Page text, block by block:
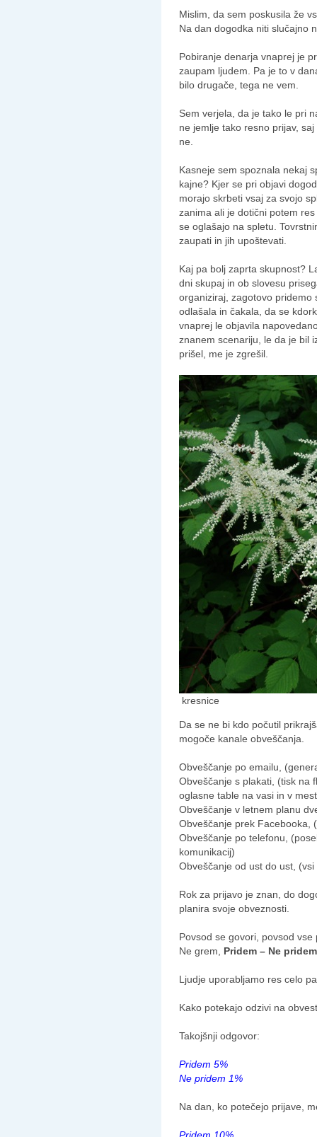
Mislim, da sem poskusila že
Na dan dogodka niti slučajno
Pobiranje denarja vnaprej je
zaupam ljudem. Pa je to v
bilo drugače, tega ne vem.
Sem verjela, da je tako le pri
ne jemlje tako resno prijav,
ne.
Kasneje sem spoznala nekaj
kajne? Kjer se pri objavi
morajo skrbeti vsaj za svojo
zanima ali je dotični potem
se oglašajo na spletu.
zaupati in jih upoštevati.
Kaj pa bolj zaprta skupnost?
dni skupaj in ob slovesu
organiziraj, zagotovo pridemo
odlašala in čakala, da se
vnaprej le objavila
znanem scenariju, le da je bil
prišel, me je zgrešil.
kresnice
Da se ne bi kdo počutil
mogoče kanale obveščanja.
Obveščanje po emailu,
Obveščanje s plakati, (tisk na
oglasne table na vasi in v
Obveščanje v letnem planu
Obveščanje prek Facebooka,
Obveščanje po telefonu,
komunikacij)
Obveščanje od ust do ust,
Rok za prijavo je znan, do
planira svoje obveznosti.
Povsod se govori, povsod
Ne grem, Pridem – Ne pridem
Ljudje uporabljamo res celo
Kako potekajo odzivi na
Takojšnji odgovor:
Pridem 5%
Ne pridem 1%
Na dan, ko potečejo prijave,